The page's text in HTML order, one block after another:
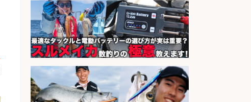
sponsored by 求人ボックス
経験者歓迎魚の「製造加工スタッ
フ」/船橋勤務/シフト制
会社名 株式会社一光園
sponsored by 求人ボックス